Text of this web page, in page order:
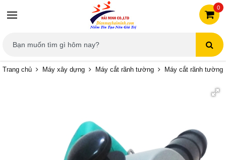
0
Trang chủ Máy xây dựng Máy cắt rãnh tường Máy cắt rãnh tường